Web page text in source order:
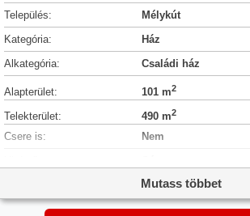
Település:
Mélykút
Kategória:
Ház
Alkategória:
Családi ház
Alapterület: 101 m2
Telekterület: 490 m2
Csere is:
Nem
Nem
Szobaszám:
4
Mutass többet